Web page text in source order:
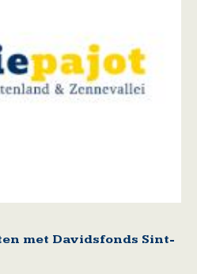
met Davidsfonds Sint-